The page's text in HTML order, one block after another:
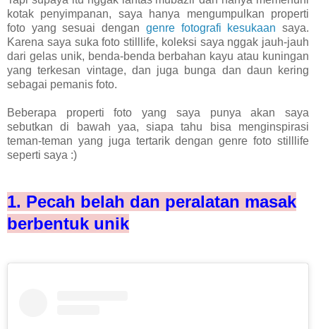
kotak penyimpanan, saya hanya mengumpulkan properti
foto yang sesuai dengan genre fotografi kesukaan saya.
Karena saya suka foto stilllife, koleksi saya nggak jauh-jauh
dari gelas unik, benda-benda berbahan kayu atau kuningan
yang terkesan vintage, dan juga bunga dan daun kering
sebagai pemanis foto.
Beberapa properti foto yang saya punya akan saya
sebutkan di bawah yaa, siapa tahu bisa menginspirasi
teman-teman yang juga tertarik dengan genre foto stilllife
seperti saya :)
1. Pecah belah dan peralatan masak
berbentuk unik